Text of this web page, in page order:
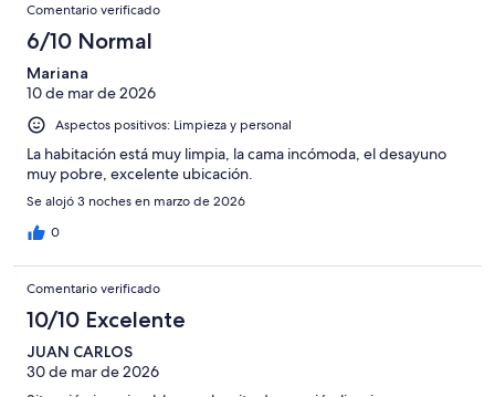
Comentario verificado
6/10 Normal
Mariana
10 de mar de 2026
Aspectos positivos: Limpieza y personal
La habitación está muy limpia, la cama incómoda, el desayuno
muy pobre, excelente ubicación.
Se alojó 3 noches en marzo de 2026
0
Comentario verificado
10/10 Excelente
JUAN CARLOS
30 de mar de 2026